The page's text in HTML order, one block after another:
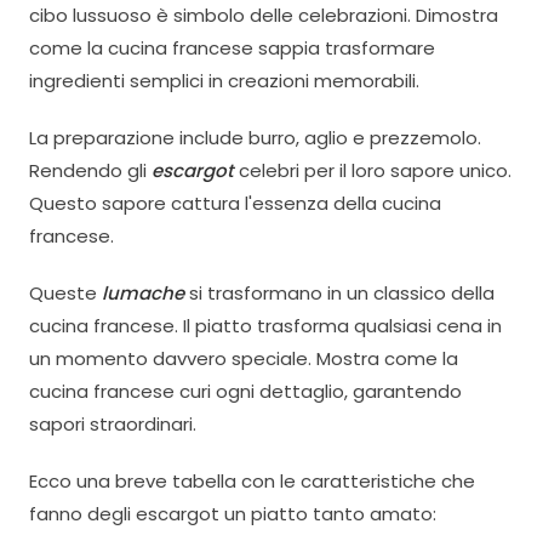
cibo lussuoso è simbolo delle celebrazioni. Dimostra
come la cucina francese sappia trasformare
ingredienti semplici in creazioni memorabili.
La preparazione include burro, aglio e prezzemolo.
Rendendo gli escargotcelebri per il loro sapore unico.
Questo sapore cattura l'essenza della cucina
francese.
Queste lumachesi trasformano in un classico della
cucina francese. Il piatto trasforma qualsiasi cena in
un momento davvero speciale. Mostra come la
cucina francese curi ogni dettaglio, garantendo
sapori straordinari.
Ecco una breve tabella con le caratteristiche che
fanno degli escargot un piatto tanto amato: